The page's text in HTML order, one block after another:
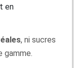
en
, ni sucres
gamme.